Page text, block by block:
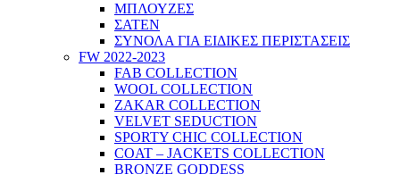
ΜΠΛΟΥΖΕΣ
ΣΑΤΕΝ
ΣΥΝΟΛΑ ΓΙΑ ΕΙΔΙΚΕΣ ΠΕΡΙΣΤΑΣΕΙΣ
FW 2022-2023
FAB COLLECTION
WOOL COLLECTION
ZAKAR COLLECTION
VELVET SEDUCTION
SPORTY CHIC COLLECTION
COAT – JACKETS COLLECTION
BRONZE GODDESS